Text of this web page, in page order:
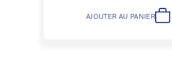
AJOUTER AU PANIER